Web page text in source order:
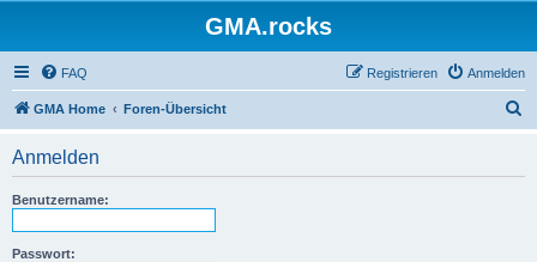
GMA.rocks
FAQ Anmelden
Registrieren
GMA Home Foren-Übersicht
Anmelden
Benutzername:
Passwort: